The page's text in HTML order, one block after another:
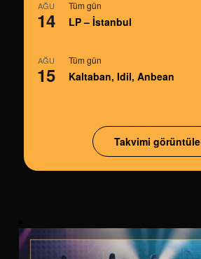
AĞU
14
Tüm gün
LP – İstanbul
AĞU
15
Tüm gün
Kaltaban, Idil, Anbean
Takvimi görüntüle